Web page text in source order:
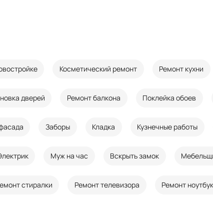
Косметический ремонт Ремонт кухни
дверей Ремонт балкона Поклейка обоев
Заборы Кладка Кузнечные работы
Муж на час Вскрыть замок
стиралки Ремонт телевизора Ремонт